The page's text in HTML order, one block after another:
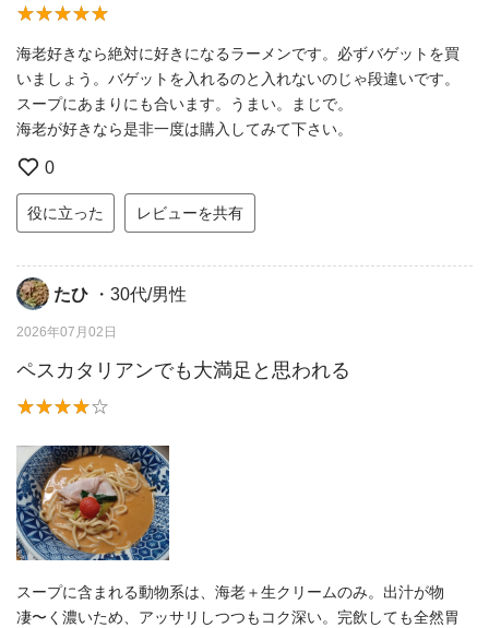
海老好きなら絶対に好きになるラーメンです。必ずバゲットを買
いましょう。バゲットを入れるのと入れないのじゃ段違いです。
スープにあまりにも合います。うまい。まじで。
海老が好きなら是非一度は購入してみて下さい。
0
役に立った レビューを共有
たひ ・30代/男性
2026年07月02日
ペスカタリアンでも大満足と思われる
スープに含まれる動物系は、海老＋生クリームのみ。出汁が物
凄〜く濃いため、アッサリしつつもコク深い。完飲しても全然胃